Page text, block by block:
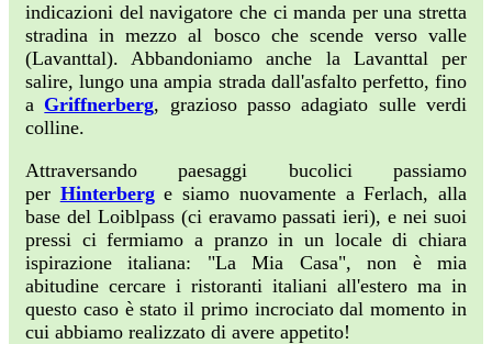
indicazioni del navigatore che ci manda per una stretta
stradina in mezzo al bosco che scende verso valle
(Lavanttal). Abbandoniamo anche la Lavanttal per
salire, lungo una ampia strada dall'asfalto perfetto, fino
a Griffnerberg, grazioso passo adagiato sulle verdi
colline.
Attraversando paesaggi bucolici passiamo
per Hinterberge siamo nuovamente a Ferlach, alla
base del Loiblpass (ci eravamo passati ieri), e nei suoi
pressi ci fermiamo a pranzo in un locale di chiara
ispirazione italiana: "La Mia Casa", non è mia
abitudine cercare i ristoranti italiani all'estero ma in
questo caso è stato il primo incrociato dal momento in
cui abbiamo realizzato di avere appetito!